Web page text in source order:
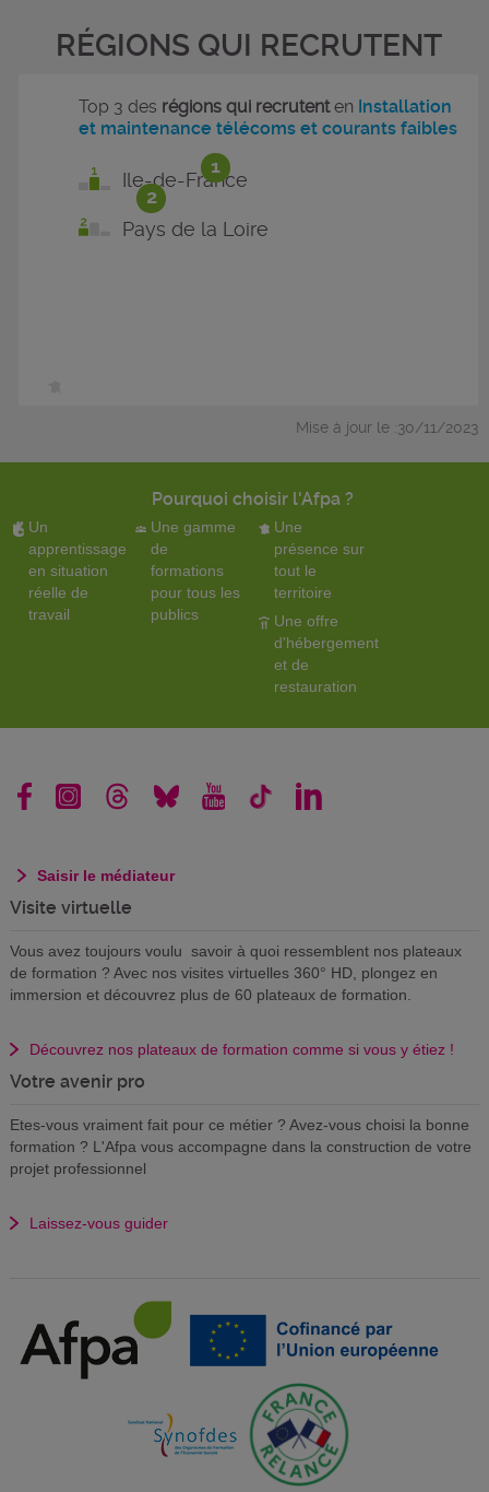
RÉGIONS QUI RECRUTENT
1
2
Top 3 des régions qui recrutenten Installation
et maintenance télécoms et courants faibles
Ile-de-France
Pays de la Loire
Mise à jour le :30/11/2023
Pourquoi choisir l'Afpa ?
Un
apprentissage
en situation
réelle de
travail
Une gamme
de
formations
pour tous les
publics
Une
présence sur
tout le
territoire
Une offre
d'hébergement
et de
restauration
Saisir le médiateur
Visite virtuelle
Vous avez toujours voulu savoir à quoi ressemblent nos plateaux
de formation ? Avec nos visites virtuelles 360° HD, plongez en
immersion et découvrez plus de 60 plateaux de formation.
Découvrez nos plateaux de formation comme si vous y étiez !
Votre avenir pro
Etes-vous vraiment fait pour ce métier ? Avez-vous choisi la bonne
formation ? L'Afpa vous accompagne dans la construction de votre
projet professionnel
Laissez-vous guider